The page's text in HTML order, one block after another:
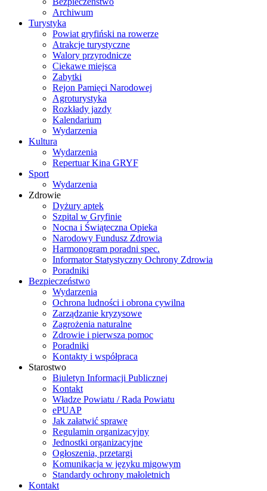
Archiwum
Turystyka
Powiat gryfiński na rowerze
Atrakcje turystyczne
Walory przyrodnicze
Ciekawe miejsca
Zabytki
Rejon Pamięci Narodowej
Agroturystyka
Rozkłady jazdy
Kalendarium
Wydarzenia
Kultura
Wydarzenia
Repertuar Kina GRYF
Sport
Wydarzenia
Zdrowie
Dyżury aptek
Szpital w Gryfinie
Nocna i Świąteczna Opieka
Narodowy Fundusz Zdrowia
Harmonogram poradni spec.
Informator Statystyczny Ochrony Zdrowia
Poradniki
Bezpieczeństwo
Wydarzenia
Ochrona ludności i obrona cywilna
Zarządzanie kryzysowe
Zagrożenia naturalne
Zdrowie i pierwsza pomoc
Poradniki
Kontakty i współpraca
Starostwo
Biuletyn Informacji Publicznej
Kontakt
Władze Powiatu / Rada Powiatu
ePUAP
Jak załatwić sprawę
Regulamin organizacyjny
Jednostki organizacyjne
Ogłoszenia, przetargi
Komunikacja w języku migowym
Standardy ochrony małoletnich
Kontakt